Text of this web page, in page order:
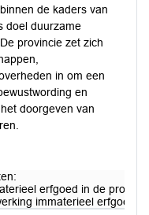
de kaders van
doel duurzame
provincie zet zich
in om een
en
doorgeven van
erfgoed in de
immaterieel erfgoed